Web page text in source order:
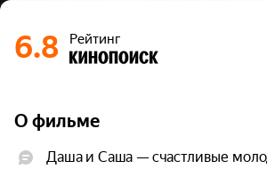
6.8 Рейтинг
О фильме
Даша и Саша — счастливые